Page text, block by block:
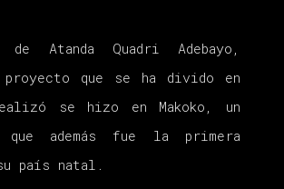
Atanda Quadri Adebayo,
que se ha divido en
se hizo en Makoko, un
además fue la primera
país natal.